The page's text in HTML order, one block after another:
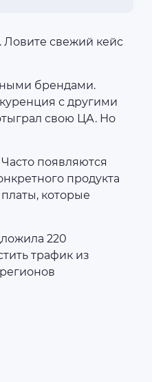
Ловите свежий кейс
брендами.
с другими
свою ЦА. Но
Часто появляются
продукта
которые
220
трафик из